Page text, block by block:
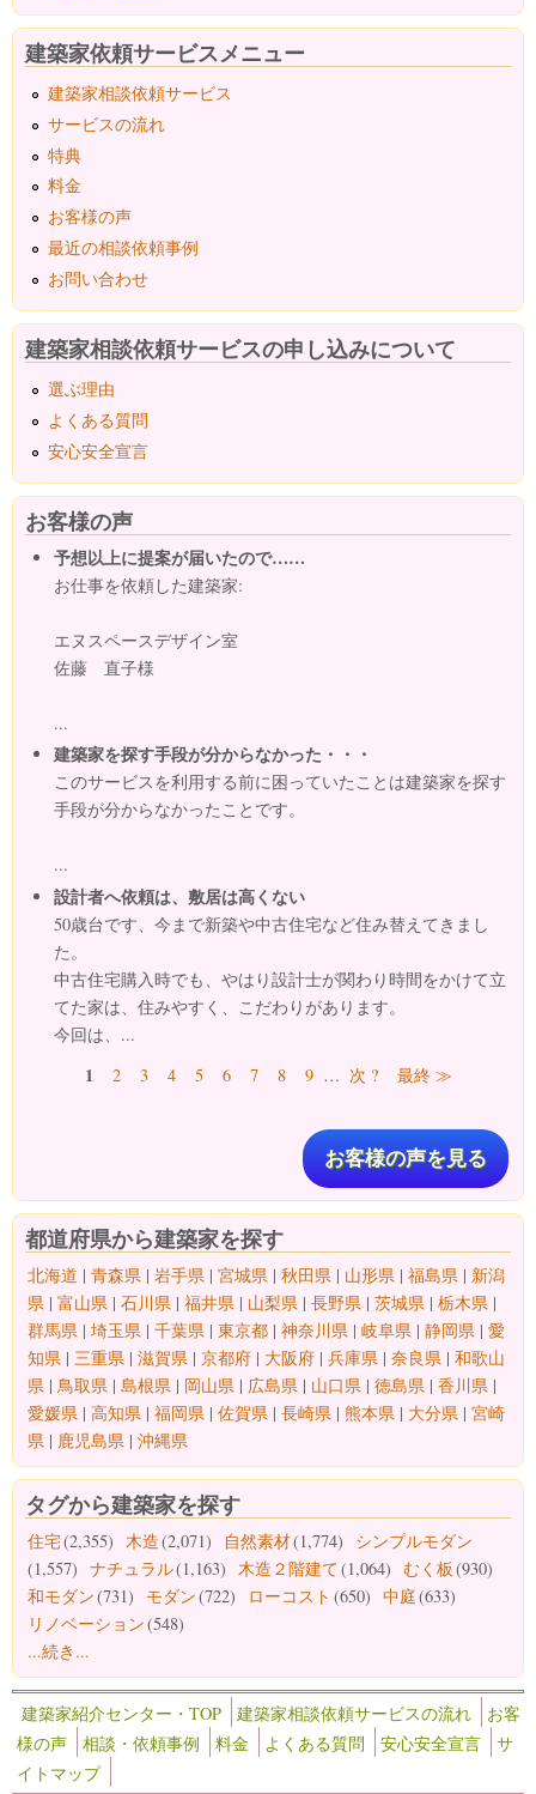
建築家依頼サービスメニュー
建築家相談依頼サービス
サービスの流れ
特典
料金
お客様の声
最近の相談依頼事例
お問い合わせ
建築家相談依頼サービスの申し込みについて
選ぶ理由
よくある質問
安心安全宣言
お客様の声
予想以上に提案が届いたので……
お仕事を依頼した建築家:
エヌスペースデザイン室
佐藤 直子様
...
建築家を探す手段が分からなかった・・・
このサービスを利用する前に困っていたことは建築家を探す
手段が分からなかったことです。
...
設計者へ依頼は、敷居は高くない
50歳台です、今まで新築や中古住宅など住み替えてきまし
た。
中古住宅購入時でも、やはり設計士が関わり時間をかけて立
てた家は、住みやすく、こだわりがあります。
今回は、...
ページ1 2 3 4 5 6 7 8 9 … 次 ? 最終 ≫
お客様の声を見る
都道府県から建築家を探す
北海道 | 青森県 | 岩手県 | 宮城県 | 秋田県 | 山形県 | 福島県 | 新潟
県 | 富山県 | 石川県 | 福井県 | 山梨県 | 長野県 | 茨城県 | 栃木県 |
群馬県 | 埼玉県 | 千葉県 | 東京都 | 神奈川県 | 岐阜県 | 静岡県 | 愛
知県 | 三重県 | 滋賀県 | 京都府 | 大阪府 | 兵庫県 | 奈良県 | 和歌山
県 | 鳥取県 | 島根県 | 岡山県 | 広島県 | 山口県 | 徳島県 | 香川県 |
愛媛県 | 高知県 | 福岡県 | 佐賀県 | 長崎県 | 熊本県 | 大分県 | 宮崎
県 | 鹿児島県 | 沖縄県
タグから建築家を探す
住宅(2,355) 木造(2,071) 自然素材(1,774)
シンプルモダン
(1,557) ナチュラル(1,163) 木造２階建て(1,064) むく板 (930)
和モダン(731) モダン(722) ローコスト (650) 中庭(633)
リノベーション(548)
...続き...
建築家紹介センター・TOP 建築家相談依頼サービスの流れ
お客
様の声
相談・依頼事例 料金 よくある質問 安心安全宣言
サ
イトマップ